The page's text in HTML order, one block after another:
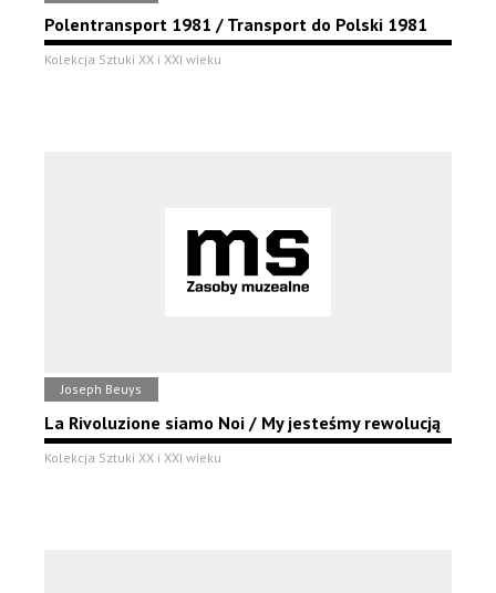
Polentransport 1981 / Transport do Polski 1981
Kolekcja Sztuki XX i XXI wieku
Joseph Beuys
La Rivoluzione siamo Noi / My jesteśmy rewolucją
Kolekcja Sztuki XX i XXI wieku